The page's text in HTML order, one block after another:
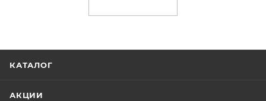
КАТАЛОГ
АКЦИИ